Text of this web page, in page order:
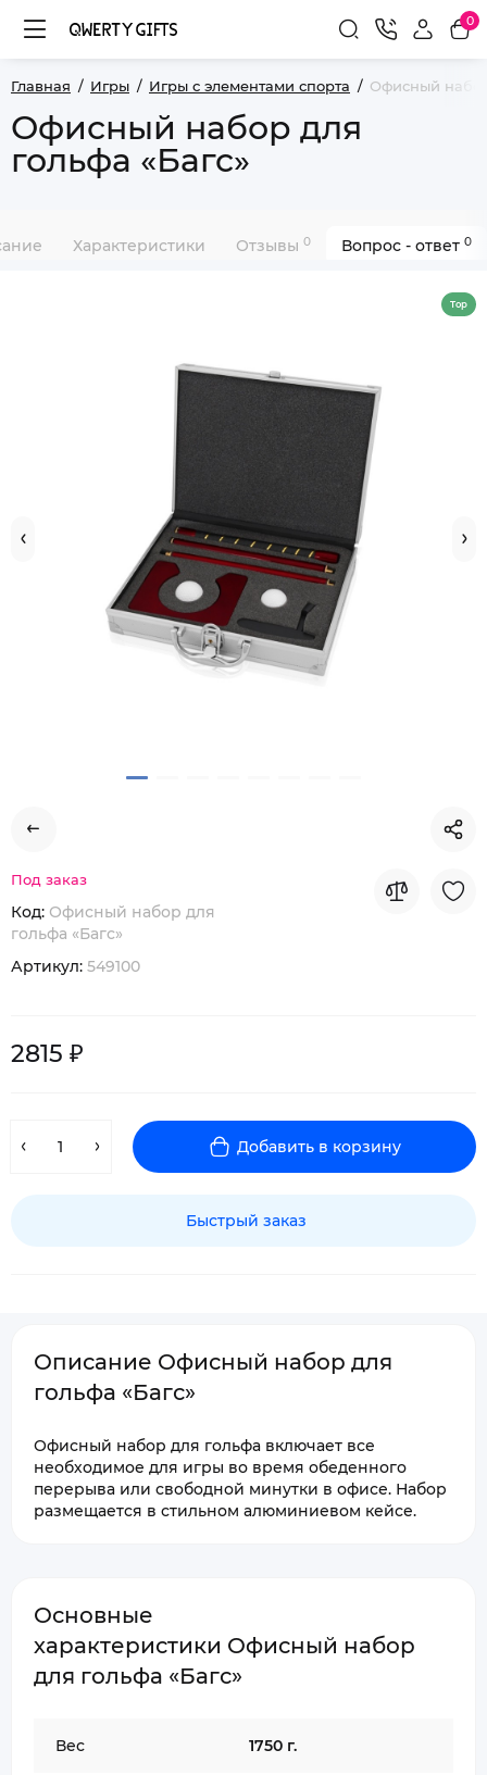
0
Главная Игры Игры с элементами спорта Офисный
Офисный набор для
гольфа «Багс»
Характеристики Отзывы 0 Вопрос - ответ 0
Top
Под заказ
Код: Офисный набор для
гольфа «Багс»
Артикул: 549100
2815 ₽
Добавить в корзину
Быстрый заказ
Описание Офисный набор для
гольфа «Багс»
Офисный набор для гольфа включает все
необходимое для игры во время обеденного
перерыва или свободной минутки в офисе. Набор
размещается в стильном алюминиевом кейсе.
Основные
характеристики Офисный набор
для гольфа «Багс»
Вес 1750 г.